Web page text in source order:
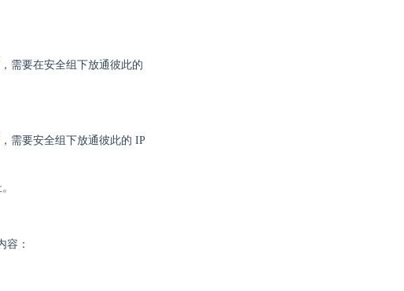
需要在安全组下放通彼此的
需要安全组下放通彼此的 IP
容：